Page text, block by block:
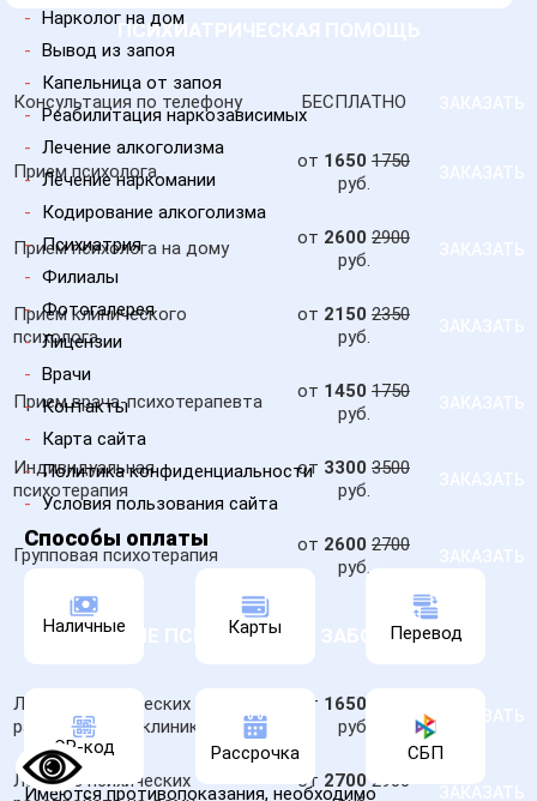
ПСИХИАТРИЧЕСКАЯ ПОМОЩЬ
Консультация по телефону БЕСПЛАТНО
Прием психолога от 1650 1750
руб.
Прием психолога на дому от 2600 2900
руб.
Прием клинического
психолога
от 2150 2350
руб.
Прием врача-психотерапевта от 1450 1750
руб.
Индивидуальная
психотерапия
от 3300 3500
руб.
Групповая психотерапия от 2600 2700
руб.
ЛЕЧЕНИЕ ПСИХИЧЕСКИХ ЗАБОЛЕВАНИЙ
Лечение психических
расстройств в клинике
от 1650
руб.
Лечение психических
от 2700 2900
- Нарколог на дом
- Вывод из запоя
-
Капельница от запоя
- Реабилитация наркозависимых
- Лечение алкоголизма
- Лечение наркомании
-
Кодирование алкоголизма
- Психиатрия
- Филиалы
- Фотогалерея
- Лицензии
- Врачи
- Контакты
-
Карта сайта
- Политика конфиденциальности
- Условия пользования сайта
Имеются противопоказания, необходимо
Способы оплаты
Наличные Карты Перевод
QR-код Рассрочка СБП